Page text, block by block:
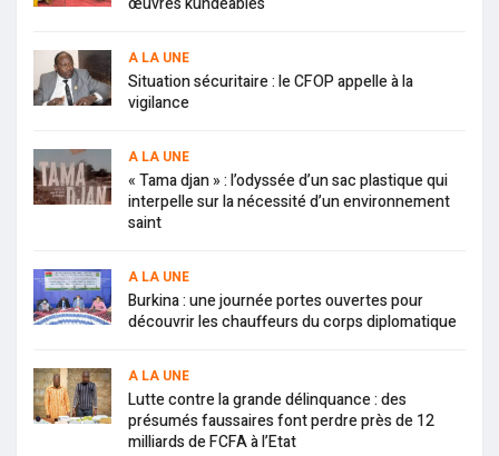
A LA UNE
Situation sécuritaire : le CFOP appelle à la
vigilance
A LA UNE
« Tama djan » : l’odyssée d’un sac plastique qui
interpelle sur la nécessité d’un environnement
saint
A LA UNE
Burkina : une journée portes ouvertes pour
découvrir les chauffeurs du corps diplomatique
A LA UNE
Lutte contre la grande délinquance : des
présumés faussaires font perdre près de 12
milliards de FCFA à l’Etat